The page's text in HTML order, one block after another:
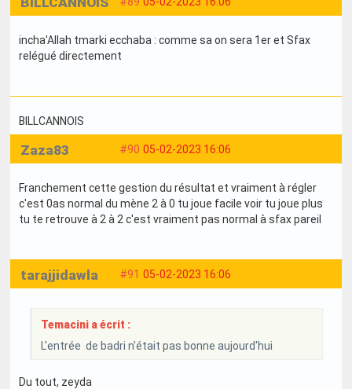
incha'Allah tmarki ecchaba : comme sa on sera 1er et Sfax
relégué directement
BILLCANNOIS
#90 05-02-2023 16:06
Zaza83
Franchement cette gestion du résultat et vraiment à régler
c'est 0as normal du mène 2 à 0 tu joue facile voir tu joue plus
tu te retrouve à 2 à 2 c'est vraiment pas normal à sfax pareil
#91 05-02-2023 16:06
tarajjidawla
Temacini a écrit :
L'entrée de badri n'était pas bonne aujourd'hui
Du tout, zeyda